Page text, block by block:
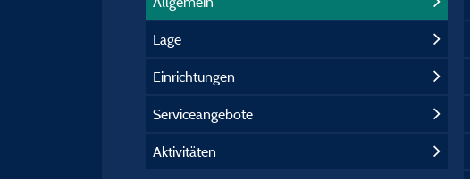
Lage
Einrichtungen
Serviceangebote
Aktivitäten